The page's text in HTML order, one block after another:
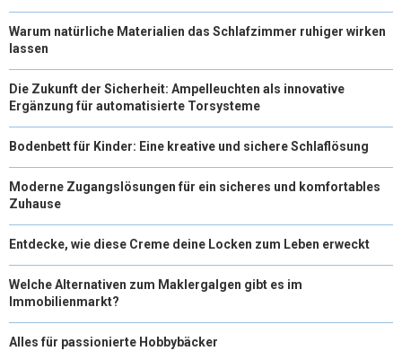
Warum natürliche Materialien das Schlafzimmer ruhiger wirken
lassen
Die Zukunft der Sicherheit: Ampelleuchten als innovative
Ergänzung für automatisierte Torsysteme
Bodenbett für Kinder: Eine kreative und sichere Schlaflösung
Moderne Zugangslösungen für ein sicheres und komfortables
Zuhause
Entdecke, wie diese Creme deine Locken zum Leben erweckt
Welche Alternativen zum Maklergalgen gibt es im
Immobilienmarkt?
Alles für passionierte Hobbybäcker